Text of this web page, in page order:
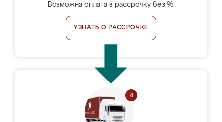
Возможна оплата в рассрочку без %.
УЗНАТЬ О РАССРОЧКЕ